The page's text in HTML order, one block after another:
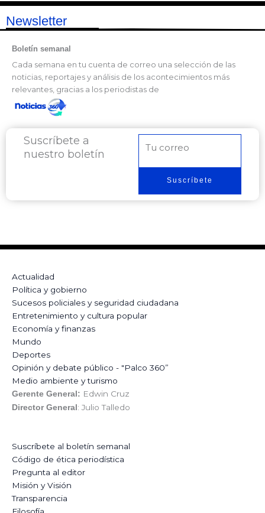
Newsletter
Boletín semanal
Cada semana en tu cuenta de correo una selección de las
noticias, reportajes y análisis de los acontecimientos más
relevantes, gracias a los periodistas de
Suscríbete a
nuestro boletín
electrónico
Suscríbete
Actualidad
Política y gobierno
Sucesos policiales y seguridad ciudadana
Entretenimiento y cultura popular
Economía y finanzas
Mundo
Deportes
Opinión y debate público - "Palco 360”
Medio ambiente y turismo
Gerente General: Edwin Cruz
Director General: Julio Talledo
Suscríbete al boletín semanal
Código de ética periodística
Pregunta al editor
Misión y Visión
Transparencia